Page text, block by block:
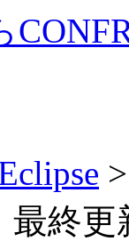
最終更